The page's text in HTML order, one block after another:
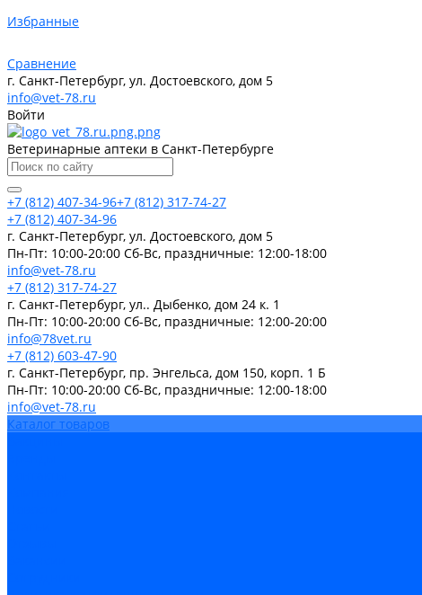
Избранные
Сравнение
г. Санкт-Петербург, ул. Достоевского, дом 5
info@vet-78.ru
Войти
Ветеринарные аптеки в Санкт-Петербурге
+7 (812) 407-34-96+7 (812) 317-74-27
+7 (812) 407-34-96
г. Санкт-Петербург, ул. Достоевского, дом 5
Пн-Пт: 10:00-20:00 Cб-Вс, праздничные: 12:00-18:00
info@vet-78.ru
+7 (812) 317-74-27
г. Санкт-Петербург, ул.. Дыбенко, дом 24 к. 1
Пн-Пт: 10:00-20:00 Cб-Вс, праздничные: 12:00-20:00
info@78vet.ru
+7 (812) 603-47-90
г. Санкт-Петербург, пр. Энгельса, дом 150, корп. 1 Б
Пн-Пт: 10:00-20:00 Cб-Вс, праздничные: 12:00-18:00
info@vet-78.ru
Каталог товаров